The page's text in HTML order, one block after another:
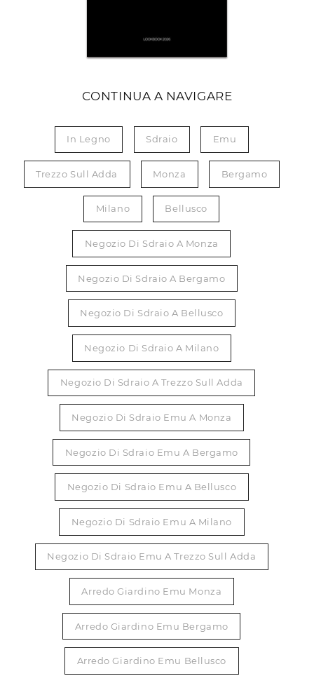
CONTINUA A NAVIGARE
In Legno Sdraio Emu
Trezzo Sull Adda Monza Bergamo
Milano Bellusco
Negozio Di Sdraio A Monza
Negozio Di Sdraio A Bergamo
Negozio Di Sdraio A Bellusco
Negozio Di Sdraio A Milano
Negozio Di Sdraio A Trezzo Sull Adda
Negozio Di Sdraio Emu A Monza
Negozio Di Sdraio Emu A Bergamo
Negozio Di Sdraio Emu A Bellusco
Negozio Di Sdraio Emu A Milano
Negozio Di Sdraio Emu A Trezzo Sull Adda
Arredo Giardino Emu Monza
Arredo Giardino Emu Bergamo
Arredo Giardino Emu Bellusco